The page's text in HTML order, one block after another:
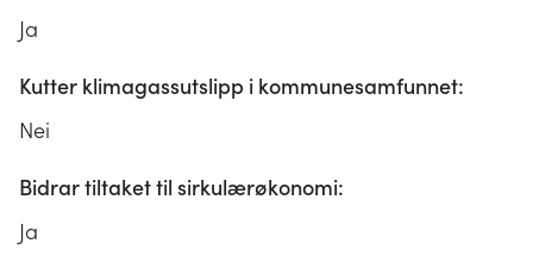
Ja
Kutter klimagassutslipp i kommunesamfunnet:
Nei
Bidrar tiltaket til sirkulærøkonomi:
Ja